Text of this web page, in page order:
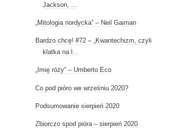
Jackson, ...
„Mitologia nordycka” – Neil Gaiman
Bardzo chcę! #72 – „Kwantechizm, czyli
klatka na l...
„Imię róży” – Umberto Eco
Co pod pióro we wrześniu 2020?
Podsumowanie sierpień 2020
Zbiorczo spod pióra – sierpień 2020